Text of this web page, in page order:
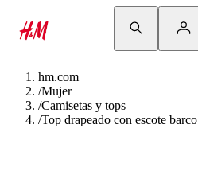
hm.com
/Mujer
/Camisetas y tops
/Top drapeado con escote barco